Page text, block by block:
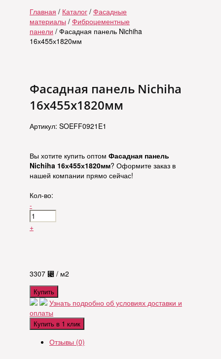
Главная / Каталог / Фасадные
материалы / Фиброцементные
панели / Фасадная панель Nichiha
16х455х1820мм
Фасадная панель Nichiha
16х455х1820мм
Артикул: SOEFF0921E1
Вы хотите купить оптом Фасадная панель
Nichiha 16х455х1820мм? Оформите заказ в
нашей компании прямо сейчас!
Кол-во:
-
+
3307 ⃄ / м2
Купить
Узнать подробно об условиях доставки и
оплаты
Купить в 1 клик
Отзывы (0)